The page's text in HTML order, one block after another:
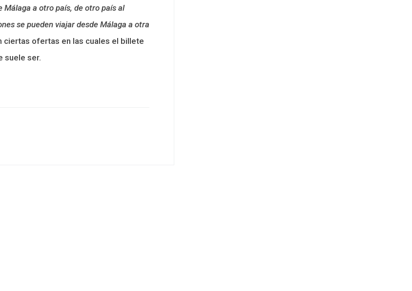
Málaga a otro país, de otro país al
se pueden viajar desde Málaga a otra
ciertas ofertas en las cuales el billete
suele ser.